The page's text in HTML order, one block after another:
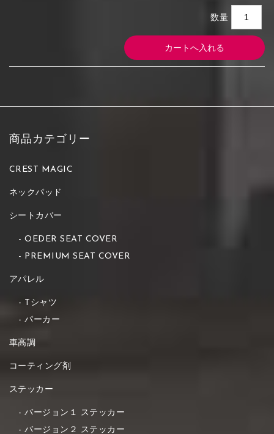
数量
商品カテゴリー
CREST MAGIC
ネックパッド
シートカバー
OEDER SEAT COVER
PREMIUM SEAT COVER
アパレル
Tシャツ
パーカー
車高調
コーティング剤
ステッカー
バージョン１ ステッカー
バージョン２ ステッカー